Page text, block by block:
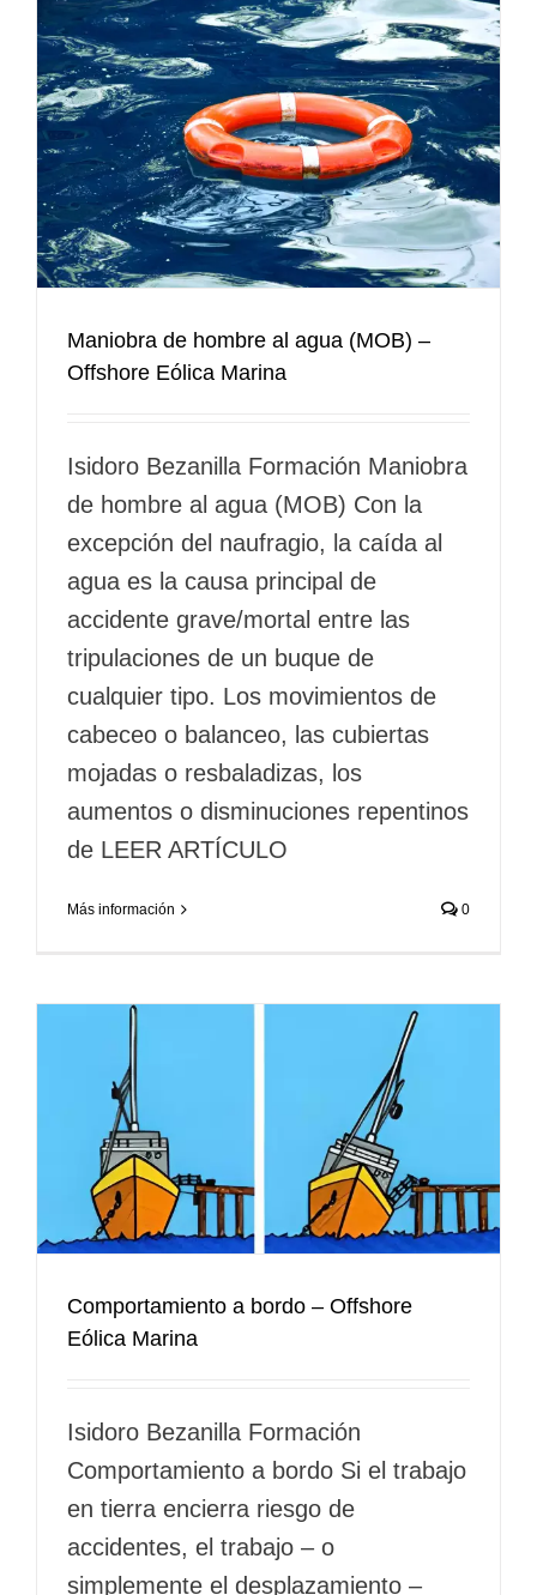
Maniobra de hombre al agua (MOB) –
Offshore Eólica Marina
Isidoro Bezanilla Formación Maniobra
de hombre al agua (MOB) Con la
excepción del naufragio, la caída al
agua es la causa principal de
accidente grave/mortal entre las
tripulaciones de un buque de
cualquier tipo. Los movimientos de
cabeceo o balanceo, las cubiertas
mojadas o resbaladizas, los
aumentos o disminuciones repentinos
de LEER ARTÍCULO
Más información 0
Comportamiento a bordo – Offshore
Eólica Marina
Isidoro Bezanilla Formación
Comportamiento a bordo Si el trabajo
en tierra encierra riesgo de
accidentes, el trabajo – o
simplemente el desplazamiento –